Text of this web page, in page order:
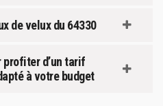
de velux du 64330
profiter d’un tarif
à votre budget